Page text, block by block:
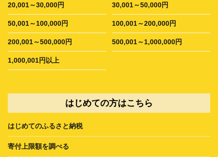
20,001～30,000円 30,001～50,000円
50,001～100,000円 100,001～200,000円
200,001～500,000円 500,001～1,000,000円
1,000,001円以上
はじめての方はこちら
はじめてのふるさと納税
寄付上限額を調べる